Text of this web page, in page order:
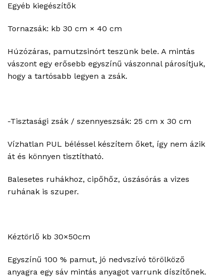
Egyéb kiegészítők
Tornazsák: kb 30 cm × 40 cm
Húzózáras, pamutzsinórt teszünk bele. A mintás
vászont egy erősebb egyszínű vászonnal párosítjuk,
hogy a tartósabb legyen a zsák.
-Tisztasági zsák / szennyeszsák: 25 cm x 30 cm
Vízhatlan PUL béléssel készítem őket, így nem ázik
át és könnyen tisztítható.
Balesetes ruhákhoz, cipőhőz, úszásórás a vizes
ruhának is szuper.
Kéztörlő kb 30×50cm
Egyszínű 100 % pamut, jó nedvszívó törölköző
anyagra egy sáv mintás anyagot varrunk díszítőnek.